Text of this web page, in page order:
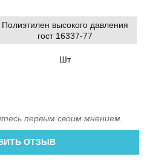
Полиэтилен высокого давления
гост 16337-77
Шт
первым своим мнением.
ОТЗЫВ